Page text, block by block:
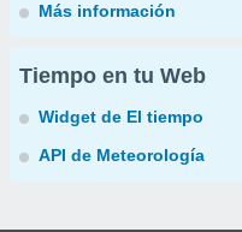
Más información
Tiempo en tu Web
Widget de El tiempo
API de Meteorología